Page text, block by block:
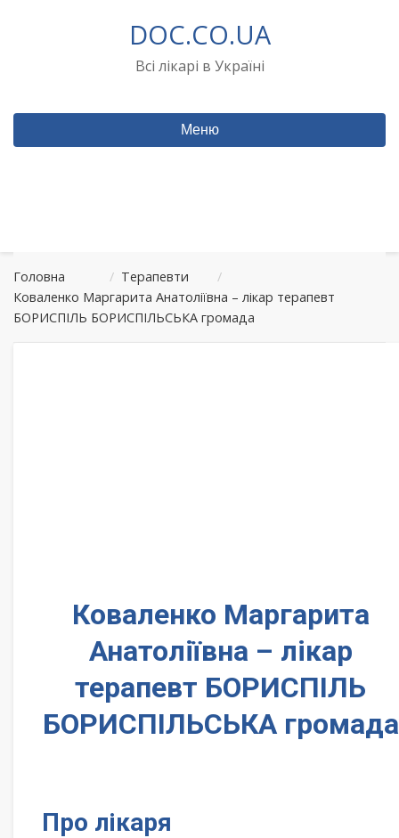
DOC.CO.UA
Всі лікарі в Україні
Меню
Головна / Терапевти
/
Коваленко Маргарита Анатоліївна – лікар терапевт
БОРИСПІЛЬ БОРИСПІЛЬСЬКА громада
Коваленко Маргарита
Анатоліївна – лікар
терапевт БОРИСПІЛЬ
БОРИСПІЛЬСЬКА громада
Про лікаря